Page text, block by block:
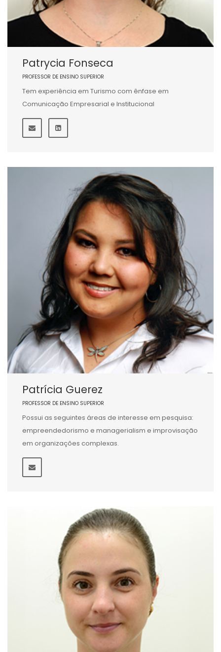
Patrycia Fonseca
PROFESSOR DE ENSINO SUPERIOR
Tem experiência em Turismo com ênfase em
Comunicação Empresarial e Institucional
Patrícia Guerez
PROFESSOR DE ENSINO SUPERIOR
Possui as seguintes áreas de interesse em pesquisa:
empreendedorismo e managerialism e improvisação
em organizações complexas.